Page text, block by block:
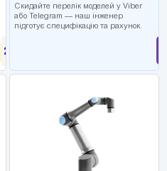
2 610 000
Скидайте перелік моделей у Viber
або Telegram — наш інженер
підготує специфікацію та рахунок.